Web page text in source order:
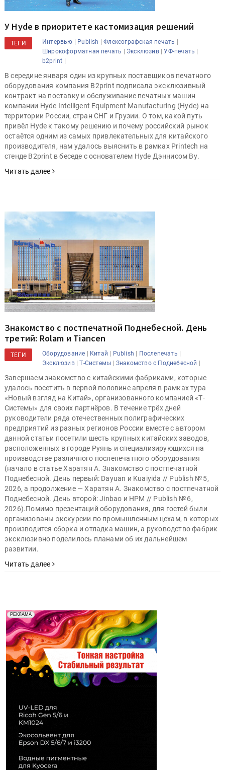
У Hyde в приоритете кастомизация решений
ТЕГИ Интервью | Publish |Флексографская печать |
Широкоформатная печать | Эксклюзив|УФ-печать |
b2print |
В середине января один из крупных поставщиков печатного
оборудования компания B2print подписала эксклюзивный
контракт на поставку и обслуживание печатных машин
компании Hyde Intelligent Equipment Manufacturing (Hyde) на
территории России, стран СНГ и Грузии. О том, какой путь
привёл Hyde к такому решению и почему российский рынок
остаётся одним из самых привлекательных для китайского
производителя, нам удалось выяснить в рамках Printech на
стенде B2print в беседе с основателем Hyde Дэннисом Ву.
Читать далее
Знакомство с постпечатной Поднебесной. День
третий: Rolam и Tiancen
ТЕГИ Оборудование | Китай | Publish | Послепечать |
Эксклюзив|Т-Системы | Знакомство с Поднебесной |
Завершаем знакомство с китайскими фабриками, которые
удалось посетить в первой половине апреля в рамках тура
«Новый взгляд на Китай», организованного компанией «Т-
Системы» для своих партнёров. В течение трёх дней
руководители ряда отечественных полиграфических
предприятий из разных регионов России вместе с автором
данной статьи посетили шесть крупных китайских заводов,
расположенных в городе Руянь и специализирующихся на
производстве различного послепечатного оборудования
(начало в статье Харатян А. Знакомство с постпечатной
Поднебесной. День первый: Dayuan и Kuaiyida // Publish № 5,
2026, а продолжение — Харатян А. Знакомство с постпечатной
Поднебесной. День второй: Jinbao и HPM // Publish № 6,
2026).Помимо презентаций оборудования, для гостей были
организованы экскурсии по промышленным цехам, в которых
производится сборка и отладка машин, а руководство фабрик
эксклюзивно поделилось планами об их дальнейшем
развитии.
Читать далее
РЕКЛАМА
Реклама. Рекламодатель ООО "Передовые Системы
Печати" erid: 2SDnjd2d4Qz